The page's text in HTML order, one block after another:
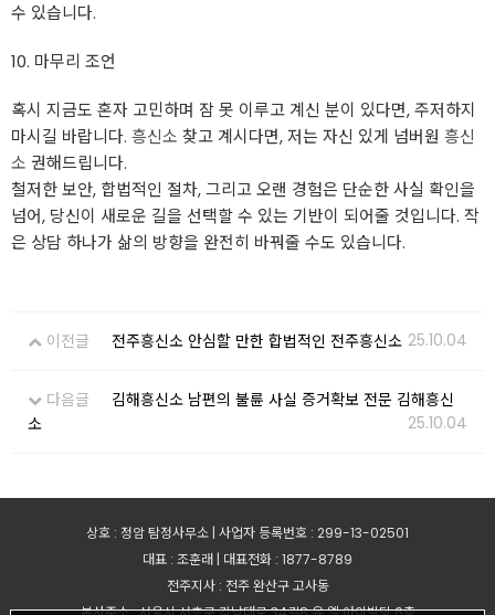
수 있습니다.
10. 마무리 조언
혹시 지금도 혼자 고민하며 잠 못 이루고 계신 분이 있다면, 주저하지
마시길 바랍니다. 흥신소 찾고 계시다면, 저는 자신 있게 넘버원 흥신
소 권해드립니다.
철저한 보안, 합법적인 절차, 그리고 오랜 경험은 단순한 사실 확인을
넘어, 당신이 새로운 길을 선택할 수 있는 기반이 되어줄 것입니다. 작
은 상담 하나가 삶의 방향을 완전히 바꿔줄 수도 있습니다.
이전글 전주흥신소 안심할 만한 합법적인 전주흥신소 25.10.04
다음글
김해흥신소 남편의 불륜 사실 증거확보 전문 김해흥신
소
25.10.04
상호 : 정암 탐정사무소 | 사업자 등록번호 : 299-13-02501
대표 : 조훈래 | 대표전화 : 1877-8789
전주지사 : 전주 완산구 고사동